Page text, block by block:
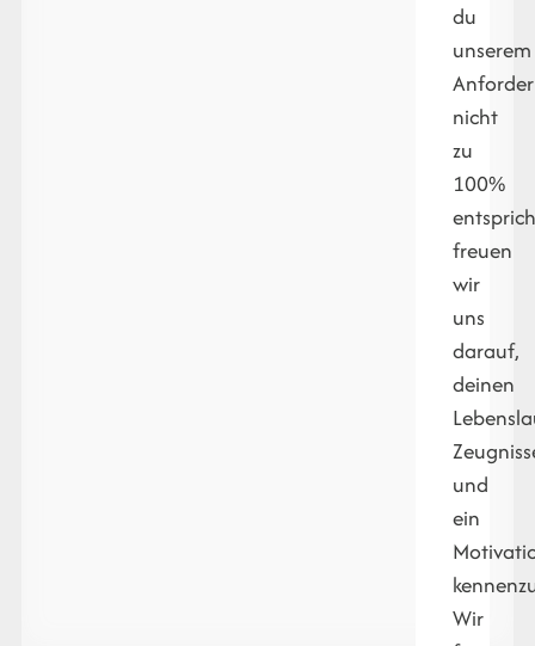
du
unserem
nicht
zu
100%
freuen
wir
uns
darauf,
deinen
und
ein
Wir